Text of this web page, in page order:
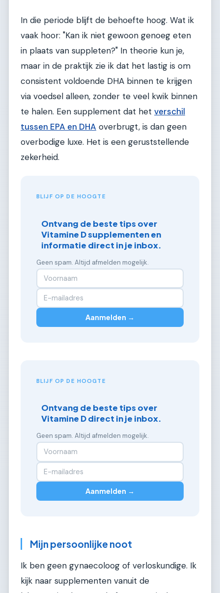
In die periode blijft de behoefte hoog. Wat ik
vaak hoor: "Kan ik niet gewoon genoeg eten
in plaats van suppleten?" In theorie kun je,
maar in de praktijk zie ik dat het lastig is om
consistent voldoende DHA binnen te krijgen
via voedsel alleen, zonder te veel kwik binnen
te halen. Een supplement dat het verschil
tussen EPA en DHA overbrugt, is dan geen
overbodige luxe. Het is een geruststellende
zekerheid.
BLIJF OP DE HOOGTE
Ontvang de beste tips over
Vitamine D supplementen en
informatie direct in je inbox.
Geen spam. Altijd afmelden mogelijk.
Aanmelden →
BLIJF OP DE HOOGTE
Ontvang de beste tips over
Vitamine D direct in je inbox.
Geen spam. Altijd afmelden mogelijk.
Aanmelden →
Mijn persoonlijke noot
Ik ben geen gynaecoloog of verloskundige. Ik
kijk naar supplementen vanuit de